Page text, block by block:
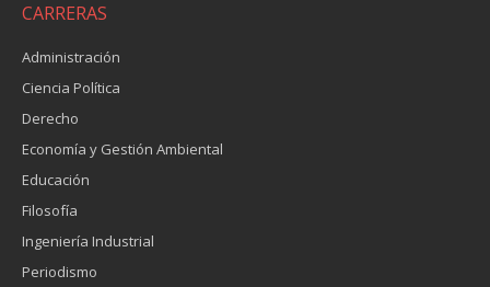
CARRERAS
Administración
Ciencia Política
Derecho
Economía y Gestión Ambiental
Educación
Filosofía
Ingeniería Industrial
Periodismo